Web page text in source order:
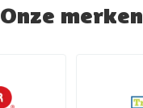
Onze merken